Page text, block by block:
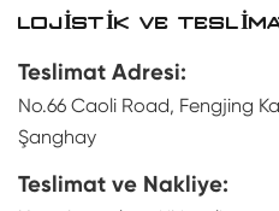
LOJISTIK VE
Teslimat Adresi:
No.66 Caoli Road, Fengjing
Şanghay
Teslimat ve Nakliye: